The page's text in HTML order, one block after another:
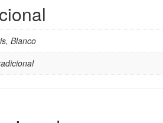
Blanco